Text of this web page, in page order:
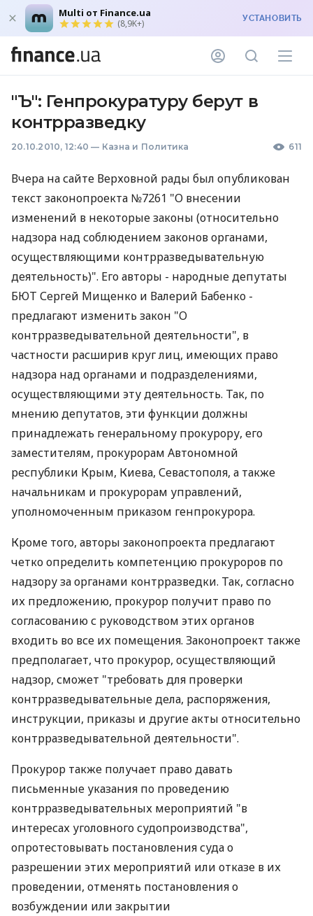
Multi от Finance.ua
(8,9K+) УСТАНОВИТЬ
"Ъ": Генпрокуратуру берут в
контрразведку
20.10.2010, 12:40 — Казна и Политика 611
Вчера на сайте Верховной рады был опубликован
текст законопроекта №7261 "О внесении
изменений в некоторые законы (относительно
надзора над соблюдением законов органами,
осуществляющими контрразведывательную
деятельность)". Его авторы - народные депутаты
БЮТ Сергей Мищенко и Валерий Бабенко -
предлагают изменить закон "О
контрразведывательной деятельности", в
частности расширив круг лиц, имеющих право
надзора над органами и подразделениями,
осуществляющими эту деятельность. Так, по
мнению депутатов, эти функции должны
принадлежать генеральному прокурору, его
заместителям, прокурорам Автономной
республики Крым, Киева, Севастополя, а также
начальникам и прокурорам управлений,
уполномоченным приказом генпрокурора.
Кроме того, авторы законопроекта предлагают
четко определить компетенцию прокуроров по
надзору за органами контрразведки. Так, согласно
их предложению, прокурор получит право по
согласованию с руководством этих органов
входить во все их помещения. Законопроект также
предполагает, что прокурор, осуществляющий
надзор, сможет "требовать для проверки
контрразведывательные дела, распоряжения,
инструкции, приказы и другие акты относительно
контрразведывательной деятельности".
Прокурор также получает право давать
письменные указания по проведению
контрразведывательных мероприятий "в
интересах уголовного судопроизводства",
опротестовывать постановления суда о
разрешении этих мероприятий или отказе в их
проведении, отменять постановления о
возбуждении или закрытии